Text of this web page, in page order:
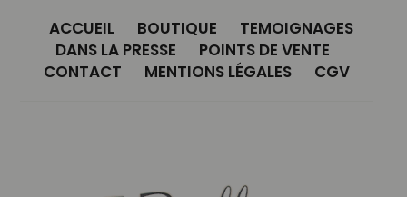
ACCUEIL BOUTIQUE
TEMOIGNAGES
DANS LA PRESSE
POINTS DE VENTE
CONTACT
MENTIONS LÉGALES CGV